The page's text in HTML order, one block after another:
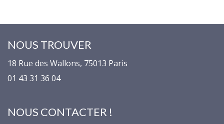
NOUS TROUVER
18 Rue des Wallons, 75013 Paris
01 43 31 36 04
NOUS CONTACTER !